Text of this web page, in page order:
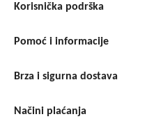
Korisnička podrška
Pomoć i informacije
Brza i sigurna dostava
Načini plaćanja